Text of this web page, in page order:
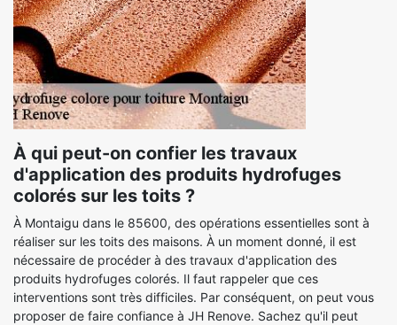
À qui peut-on confier les travaux
d'application des produits hydrofuges
colorés sur les toits ?
À Montaigu dans le 85600, des opérations essentielles sont à
réaliser sur les toits des maisons. À un moment donné, il est
nécessaire de procéder à des travaux d'application des
produits hydrofuges colorés. Il faut rappeler que ces
interventions sont très difficiles. Par conséquent, on peut vous
proposer de faire confiance à JH Renove. Sachez qu'il peut